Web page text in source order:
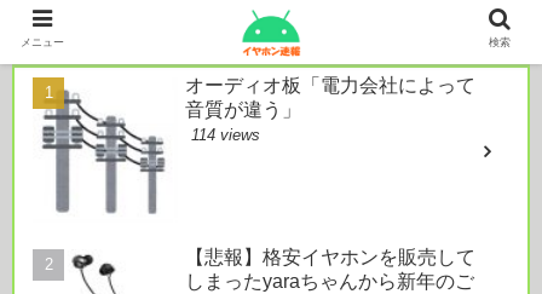
本日のおすすめ
オーディオ板「電力会社によって
音質が違う」
114 views
【悲報】格安イヤホンを販売して
しまったyaraちゃんから新年のご
メニュー 検索